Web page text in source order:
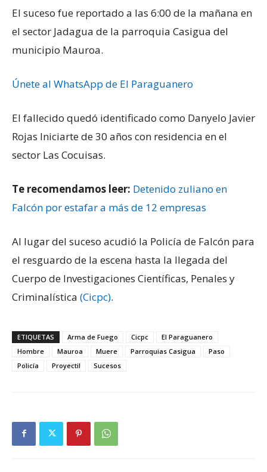
El suceso fue reportado a las 6:00 de la mañana en
el sector Jadagua de la parroquia Casigua del
municipio Mauroa.
Únete al WhatsApp de El Paraguanero
El fallecido quedó identificado como Danyelo Javier
Rojas Iniciarte de 30 años con residencia en el
sector Las Cocuisas.
Te recomendamos leer: Detenido zuliano en
Falcón por estafar a más de 12 empresas
Al lugar del suceso acudió la Policía de Falcón para
el resguardo de la escena hasta la llegada del
Cuerpo de Investigaciones Científicas, Penales y
Criminalística (Cicpc).
ETIQUETAS Arma de Fuego Cicpc
El Paraguanero
Hombre
Mauroa Muere Parroquias Casigua
Paso
Policía
Proyectil Sucesos